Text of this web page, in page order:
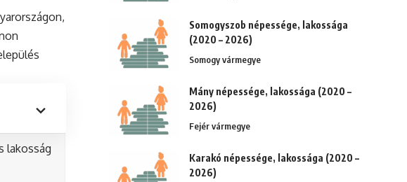
lakosság
Somogyszob népessége, lakossága
(2020 – 2026)
Somogy vármegye
Mány népessége, lakossága (2020 –
2026)
Fejér vármegye
Karakó népessége, lakossága (2020 –
2026)